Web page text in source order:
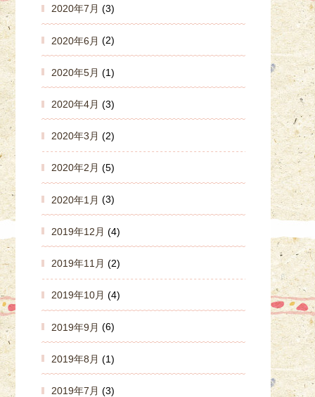
2020年7月 (3)
2020年6月 (2)
2020年5月 (1)
2020年4月 (3)
2020年3月 (2)
2020年2月 (5)
2020年1月 (3)
2019年12月 (4)
2019年11月 (2)
2019年10月 (4)
2019年9月 (6)
2019年8月 (1)
2019年7月 (3)